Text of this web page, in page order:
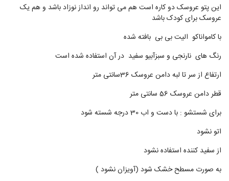
این پتو عروسک دو کاره است هم می تواند رو انداز نوزاد باشد و هم یک
عروسک برای کودک باشد
با کامواناکو الیت بی بی بافته شده
رنگ های نارنجی و سبزآبیو سفید در آن استفاده شده است
ارتفاع از سر تا لبه دامن عروسک 36سانتی متر
قطر دامن عروسک 56 سانتی متر
برای شستشو : با دست و اب 30 درجه شسته شود
اتو نشود
از سفید کننده استفاده نشود
به صورت مسطح خشک شود (آویزان نشود )